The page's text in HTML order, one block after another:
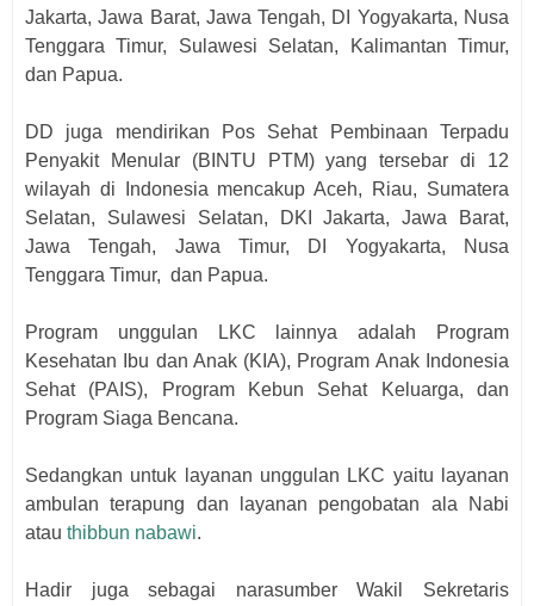
Jakarta, Jawa Barat, Jawa Tengah, DI Yogyakarta, Nusa
Tenggara Timur, Sulawesi Selatan, Kalimantan Timur,
dan Papua.
DD juga mendirikan Pos Sehat Pembinaan Terpadu
Penyakit Menular (BINTU PTM) yang tersebar di 12
wilayah di Indonesia mencakup Aceh, Riau, Sumatera
Selatan, Sulawesi Selatan, DKI Jakarta, Jawa Barat,
Jawa Tengah, Jawa Timur, DI Yogyakarta, Nusa
Tenggara Timur, dan Papua.
Program unggulan LKC lainnya adalah Program
Kesehatan Ibu dan Anak (KIA), Program Anak Indonesia
Sehat (PAIS), Program Kebun Sehat Keluarga, dan
Program Siaga Bencana.
Sedangkan untuk layanan unggulan LKC yaitu layanan
ambulan terapung dan layanan pengobatan ala Nabi
atau thibbun nabawi.
Hadir juga sebagai narasumber Wakil Sekretaris